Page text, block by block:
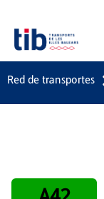
Saltar al
Red de transportes